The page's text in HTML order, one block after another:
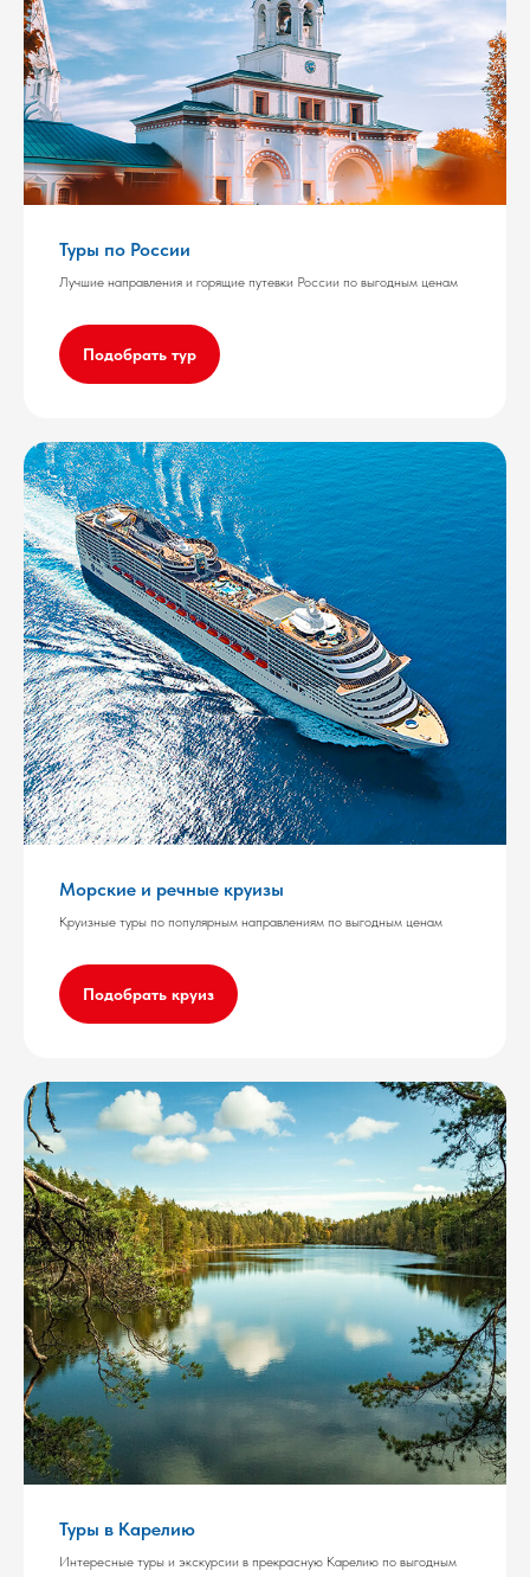
Туры по России
Лучшие направления и горящие путевки России по выгодным ценам
Подобрать тур
Морские и речные круизы
Круизные туры по популярным направлениям по выгодным ценам
Подобрать круиз
Туры в Карелию
Интересные туры и экскурсии в прекрасную Карелию по выгодным